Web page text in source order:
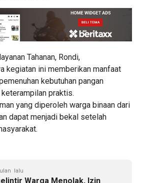
Tahanan, Rondi,
kegiatan ini memberikan manfaat
kebutuhan pangan
praktis.
yang diperoleh warga binaan dari
dapat menjadi bekal setelah
lalu
Warga Menolak, Izin